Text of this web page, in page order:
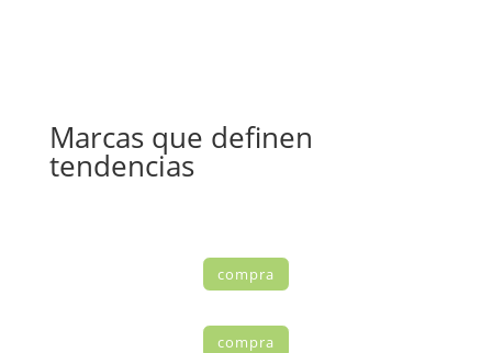
Marcas que definen
tendencias
compra
compra